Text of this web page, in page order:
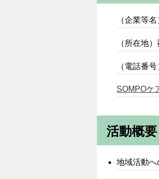
（企業等
（所在地
（電話番
SOMPOケ
活動概要
地域活動